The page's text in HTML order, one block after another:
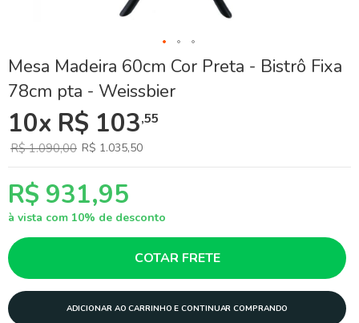
Mesa Madeira 60cm Cor Preta - Bistrô Fixa
78cm pta - Weissbier
10x R$ 103,55
R$ 1.090,00 R$ 1.035,50
R$ 931,95
à vista com 10% de desconto
COTAR FRETE
ADICIONAR AO CARRINHO E CONTINUAR COMPRANDO
Skip
to
the
of
the
images